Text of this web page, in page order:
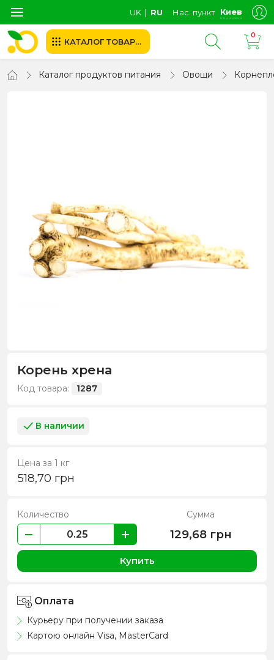
UK ∣ RU Нас. пункт Киев
КАТАЛОГ ТОВАРОВ
0
Каталог продуктов питания Овощи
Корень хрена
Код товара: 1287
В наличии
Цена за 1 кг
518,70 грн
Количество Сумма
129,68 грн
Купить
Оплата
Курьеру при получении заказа
Картою онлайн Visa, MasterCard